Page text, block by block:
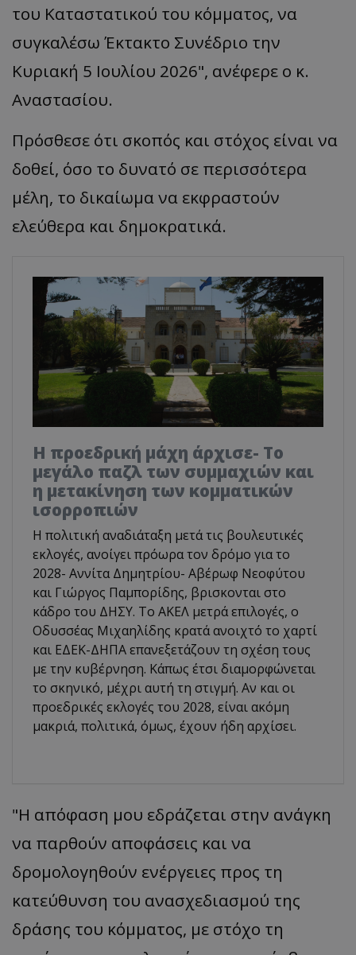
του Καταστατικού του κόμματος, να
συγκαλέσω Έκτακτο Συνέδριο την
Κυριακή 5 Ιουλίου 2026", ανέφερε ο κ.
Αναστασίου.
Πρόσθεσε ότι σκοπός και στόχος είναι να
δοθεί, όσο το δυνατό σε περισσότερα
μέλη, το δικαίωμα να εκφραστούν
ελεύθερα και δημοκρατικά.
Η προεδρική μάχη άρχισε- Το
μεγάλο παζλ των συμμαχιών και
η μετακίνηση των κομματικών
ισορροπιών
Η πολιτική αναδιάταξη μετά τις βουλευτικές
εκλογές, ανοίγει πρόωρα τον δρόμο για το
2028- Αννίτα Δημητρίου- Αβέρωφ Νεοφύτου
και Γιώργος Παμπορίδης, βρισκονται στο
κάδρο του ΔΗΣΥ. Το ΑΚΕΛ μετρά επιλογές, ο
Οδυσσέας Μιχαηλίδης κρατά ανοιχτό το χαρτί
και ΕΔΕΚ-ΔΗΠΑ επανεξετάζουν τη σχέση τους
με την κυβέρνηση. Κάπως έτσι διαμορφώνεται
το σκηνικό, μέχρι αυτή τη στιγμή. Αν και οι
προεδρικές εκλογές του 2028, είναι ακόμη
μακριά, πολιτικά, όμως, έχουν ήδη αρχίσει.
"Η απόφαση μου εδράζεται στην ανάγκη
να παρθούν αποφάσεις και να
δρομολογηθούν ενέργειες προς τη
κατεύθυνση του ανασχεδιασμού της
δράσης του κόμματος, με στόχο τη